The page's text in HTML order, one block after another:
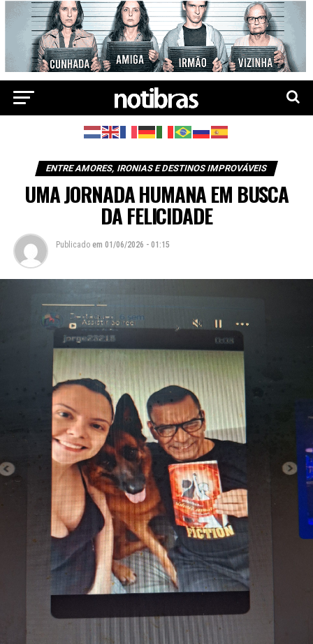
ENTRE AMORES, IRONIAS E DESTINOS IMPROVÁVEIS
UMA JORNADA HUMANA EM BUSCA
DA FELICIDADE
Publicado em 01/06/2026 - 01:15